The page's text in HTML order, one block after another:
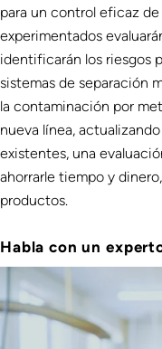
para un control eficaz
experimentados
identificarán los riesgos
sistemas de separación
la contaminación por
nueva línea,
existentes, una
ahorrarle tiempo y
productos.
Habla con un